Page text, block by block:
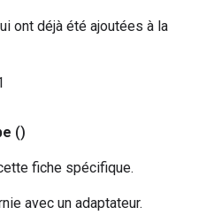
ont déjà été ajoutées à la
()
fiche spécifique.
avec un adaptateur.